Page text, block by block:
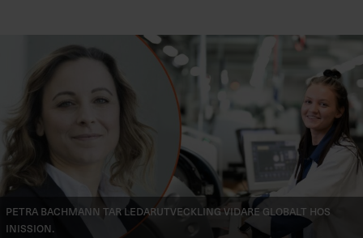
Petra Bachmann tar ledarutveckling vidare globalt hos
Inission.